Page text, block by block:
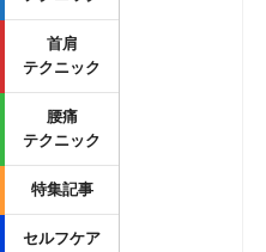
首肩
テクニック
腰痛
テクニック
特集記事
セルフケア